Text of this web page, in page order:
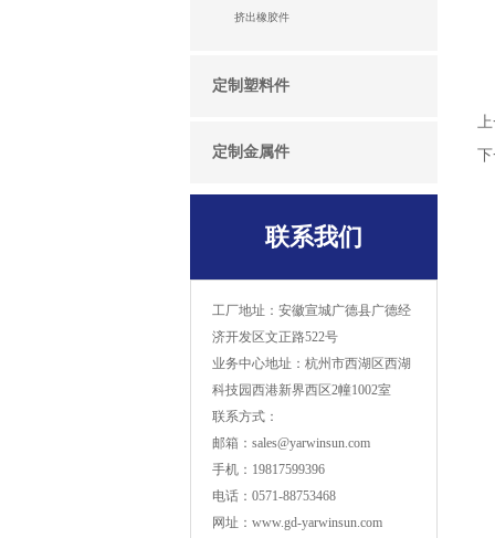
挤出橡胶件
定制塑料件
定制金属件
联系我们
工厂地址：安徽宣城广德县广德经
济开发区文正路522号
业务中心地址：杭州市西湖区西湖
科技园西港新界西区2幢1002室
联系方式：
邮箱：sales@yarwinsun.com
手机：19817599396
电话：0571-88753468
网址：www.gd-yarwinsun.com